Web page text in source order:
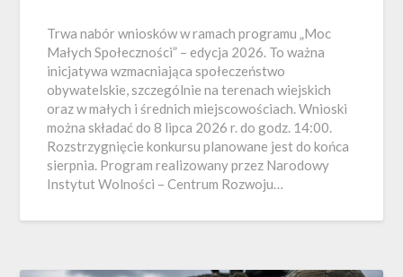
Trwa nabór wniosków w ramach programu „Moc
Małych Społeczności” – edycja 2026. To ważna
inicjatywa wzmacniająca społeczeństwo
obywatelskie, szczególnie na terenach wiejskich
oraz w małych i średnich miejscowościach. Wnioski
można składać do 8 lipca 2026 r. do godz. 14:00.
Rozstrzygnięcie konkursu planowane jest do końca
sierpnia. Program realizowany przez Narodowy
Instytut Wolności – Centrum Rozwoju…